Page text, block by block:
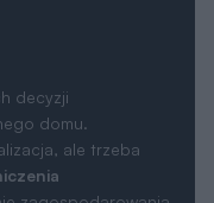
decyzji
domu.
ale trzeba